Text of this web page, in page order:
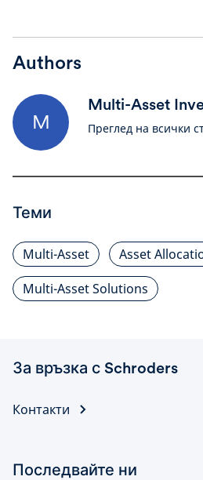
Authors
M
Multi-Asset
Преглед на всички
Теми
Multi-Asset Asset
Multi-Asset Solutions
За връзка с Schroders
Контакти
Последвайте ни